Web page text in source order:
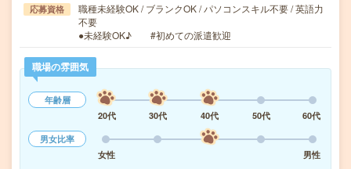
応募資格
職種未経験OK / ブランクOK / パソコンスキル不要 / 英語力
不要
●未経験OK♪ #初めての派遣歓迎
職場の雰囲気
年齢層
20代
30代 40代 50代
60代
男女比率
女性
男性